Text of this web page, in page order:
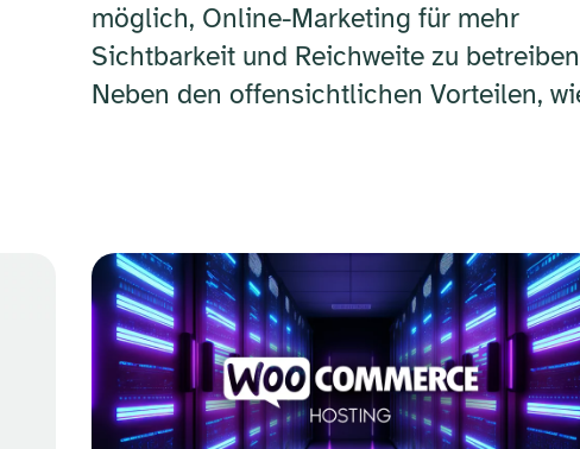
möglich, Online-Marketing für mehr
Sichtbarkeit und Reichweite zu
Neben den offensichtlichen Vorteilen,